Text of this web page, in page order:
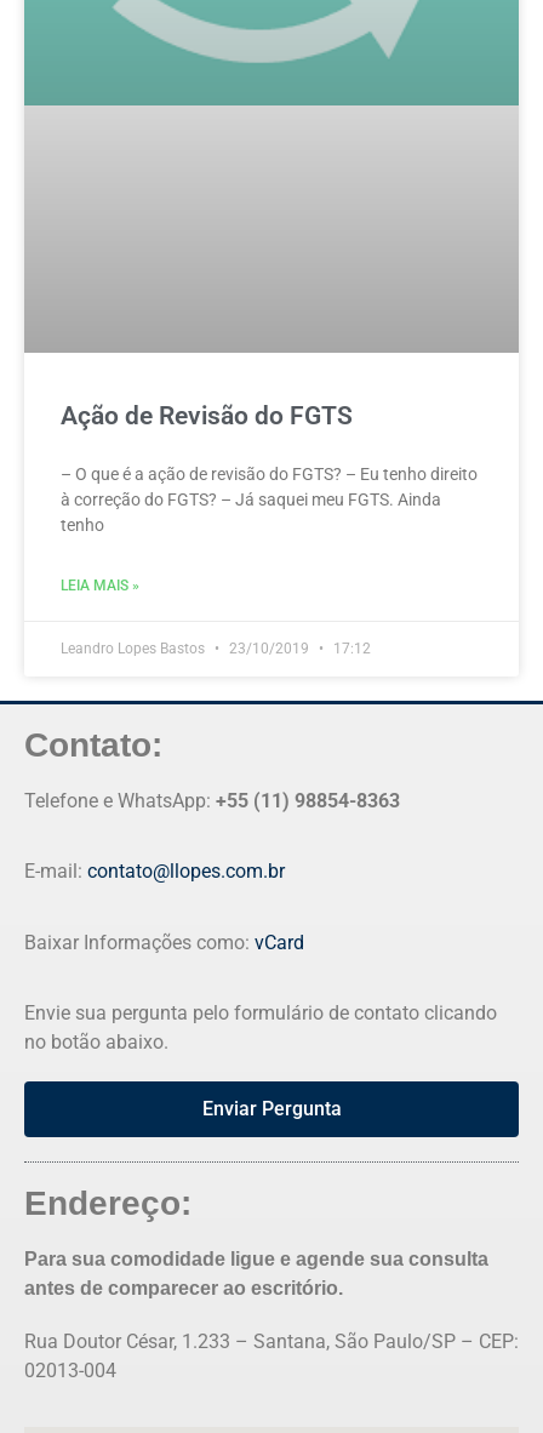
Ação de Revisão do FGTS
– O que é a ação de revisão do FGTS? – Eu tenho direito
à correção do FGTS? – Já saquei meu FGTS. Ainda
tenho
LEIA MAIS »
Leandro Lopes Bastos 23/10/2019 17:12
Contato:
Telefone e WhatsApp: +55 (11) 98854-8363
E-mail: contato@llopes.com.br
Baixar Informações como: vCard
Envie sua pergunta pelo formulário de contato clicando
no botão abaixo.
Enviar Pergunta
Endereço:
Para sua comodidade ligue e agende sua consulta
antes de comparecer ao escritório.
Rua Doutor César, 1.233 – Santana, São Paulo/SP – CEP:
02013-004